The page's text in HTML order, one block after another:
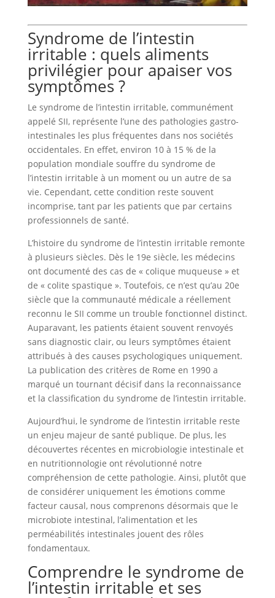
Syndrome de l’intestin
irritable : quels aliments
privilégier pour apaiser vos
symptômes ?
Le syndrome de l’intestin irritable, communément
appelé SII, représente l’une des pathologies gastro-
intestinales les plus fréquentes dans nos sociétés
occidentales. En effet, environ 10 à 15 % de la
population mondiale souffre du syndrome de
l’intestin irritable à un moment ou un autre de sa
vie. Cependant, cette condition reste souvent
incomprise, tant par les patients que par certains
professionnels de santé.
L’histoire du syndrome de l’intestin irritable remonte
à plusieurs siècles. Dès le 19e siècle, les médecins
ont documenté des cas de « colique muqueuse » et
de « colite spastique ». Toutefois, ce n’est qu’au 20e
siècle que la communauté médicale a réellement
reconnu le SII comme un trouble fonctionnel distinct.
Auparavant, les patients étaient souvent renvoyés
sans diagnostic clair, ou leurs symptômes étaient
attribués à des causes psychologiques uniquement.
La publication des critères de Rome en 1990 a
marqué un tournant décisif dans la reconnaissance
et la classification du syndrome de l’intestin irritable.
Aujourd’hui, le syndrome de l’intestin irritable reste
un enjeu majeur de santé publique. De plus, les
découvertes récentes en microbiologie intestinale et
en nutritionnologie ont révolutionné notre
compréhension de cette pathologie. Ainsi, plutôt que
de considérer uniquement les émotions comme
facteur causal, nous comprenons désormais que le
microbiote intestinal, l’alimentation et les
perméabilités intestinales jouent des rôles
fondamentaux.
Comprendre le syndrome de
l’intestin irritable et ses